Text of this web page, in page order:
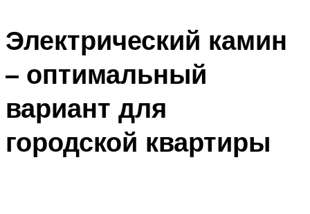
Электрический камин
– оптимальный
вариант для
городской квартиры